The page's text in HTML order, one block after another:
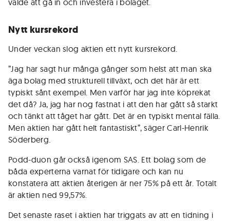
valde att gå in och investera i bolaget.
Nytt kursrekord
Under veckan slog aktien ett nytt kursrekord.
”Jag har sagt hur många gånger som helst att man ska
äga bolag med strukturell tillväxt, och det här är ett
typiskt sånt exempel. Men varför har jag inte köprekat
det då? Ja, jag har nog fastnat i att den har gått så starkt
och tänkt att tåget har gått. Det är en typiskt mental fälla.
Men aktien har gått helt fantastiskt”, säger Carl-Henrik
Söderberg.
Podd-duon går också igenom SAS. Ett bolag som de
båda experterna varnat för tidigare och kan nu
konstatera att aktien återigen är ner 75% på ett år. Totalt
är aktien ned 99,57%.
Det senaste raset i aktien har triggats av att en tidning i